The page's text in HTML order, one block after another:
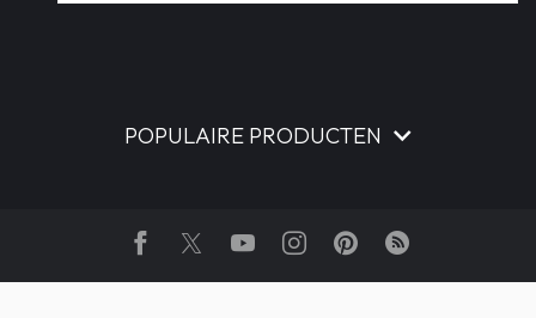
POPULAIRE PRODUCTEN